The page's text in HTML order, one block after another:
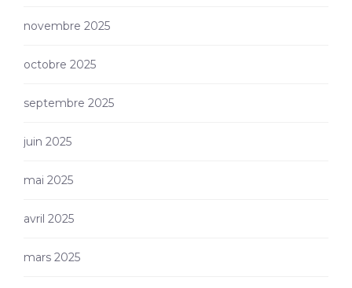
novembre 2025
octobre 2025
septembre 2025
juin 2025
mai 2025
avril 2025
mars 2025